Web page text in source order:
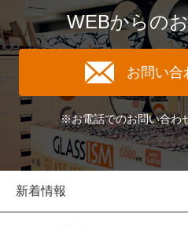
WEBからの
お問い合
※お電話でのお問い合わ
新着情報